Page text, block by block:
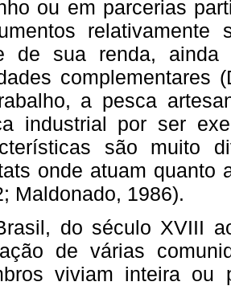
ou em parcerias
de sua renda, ainda
complementares
a pesca
industrial por ser
são muito
onde atuam quanto
Maldonado, 1986).
do século XVIII
de várias
viviam inteira ou